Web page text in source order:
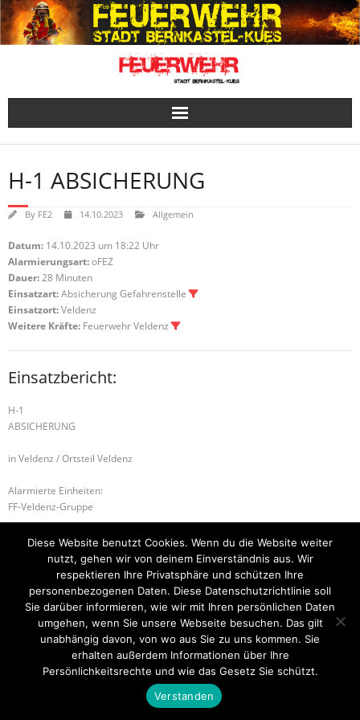
Skip
to
content
H-1 ABSICHERUNG
By FE2 14.10.2023 Allgemein
Datum: 14.10.2023 um 18:22 Uhr
Alarmierungsart:oFEZ
Dauer:28 Minuten
Einsatzart:Absicherung Gefahrenstelle
Einsatzort:Veldenz
Weitere Kräfte: Feuerwehr Veldenz
Einsatzbericht:
H-1
ABSICHERUNG
in Veldenz / Ortsteil Veldenz
Alarmierte Einheiten:
FF-Veldenz-Gruppe
H-1 ABSICHERUNG H-2 UNTERSTÜTZUNG RETTUNGSDIENST
Startseite Einsätze Mitglied werden Über uns
Bilder
Kontakt
Theme byThink Up Themes Ltd. Powered byWordPress.
Diese Website benutzt Cookies. Wenn du die Website weiter
nutzt, gehen wir von deinem Einverständnis aus. Wir
respektieren Ihre Privatsphäre und schützen Ihre
personenbezogenen Daten. Diese Datenschutzrichtlinie soll
Sie darüber informieren, wie wir mit Ihren persönlichen Daten
umgehen, wenn Sie unsere Webseite besuchen. Das gilt
unabhängig davon, von wo aus Sie zu uns kommen. Sie
erhalten außerdem Informationen über Ihre
Persönlichkeitsrechte und wie das Gesetz Sie schützt.
Verstanden